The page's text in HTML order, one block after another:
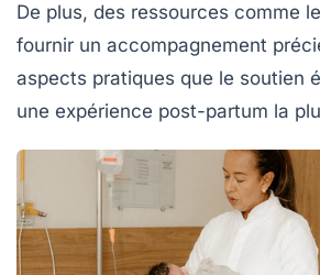
De plus, des ressources comme
fournir un accompagnement
aspects pratiques que le soutien
une expérience post-partum la